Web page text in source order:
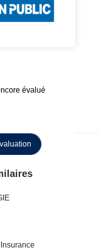
évalué
Une Évaluation